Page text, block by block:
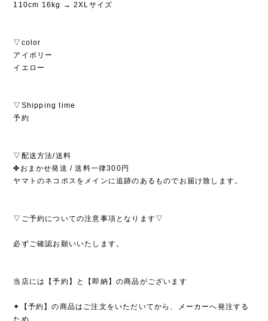
110cm 16kg → 2XLサイズ
▽color
アイボリー
イエロー
▽Shipping time
予約
▽配送方法/送料
✤おまかせ発送 / 送料一律300円
ヤマトのネコポスをメインに追跡のあるものでお届け致します。
▽ご予約についての注意事項となります▽
必ずご確認お願いいたします。
当店には【予約】と【即納】の商品がございます
✦【予約】の商品はご注文をいただいてから、メーカーへ発注する
ため